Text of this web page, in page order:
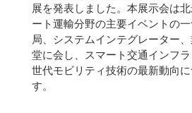
展を発表しました。本展示会は
ート運輸分野の主要イベントの
局、システムインテグレーター
堂に会し、スマート交通インフ
世代モビリティ技術の最新動向
す。